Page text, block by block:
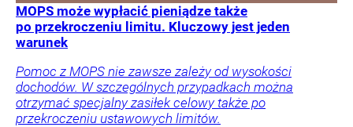
MOPS może wypłacić pieniądze także
po przekroczeniu limitu. Kluczowy jest jeden
warunek
Pomoc z MOPS nie zawsze zależy od wysokości
dochodów. W szczególnych przypadkach można
otrzymać specjalny zasiłek celowy także po
przekroczeniu ustawowych limitów.